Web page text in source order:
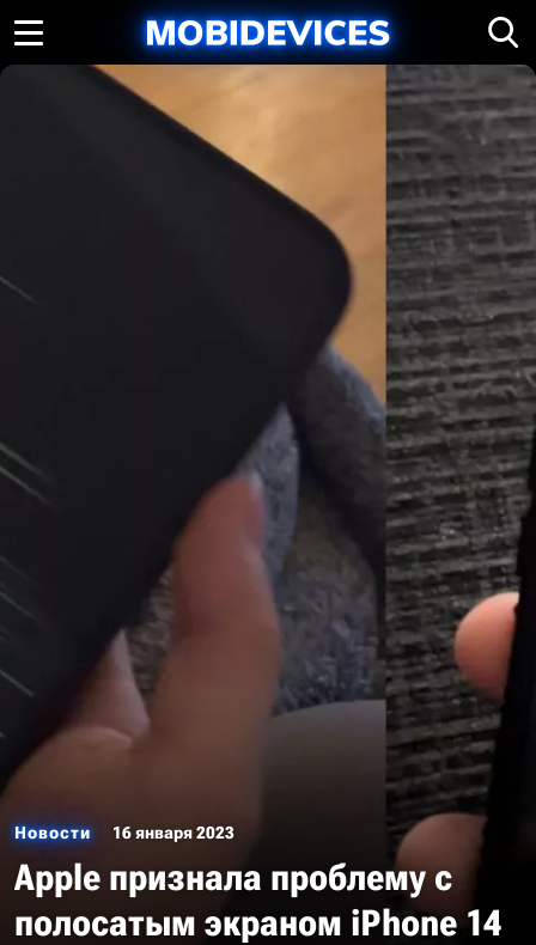
Новости 16 января 2023
Apple признала проблему с
полосатым экраном iPhone 14